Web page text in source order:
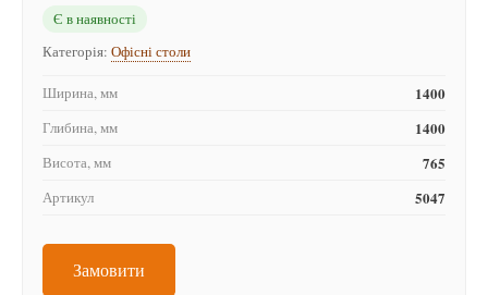
Є в наявності
Категорія: Офісні столи
Ширина, мм 1400
Глибина, мм 1400
Висота, мм 765
Артикул 5047
Замовити